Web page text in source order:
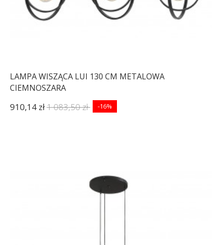
LAMPA WISZĄCA LUI 130 CM METALOWA
CIEMNOSZARA
910,14 zł1 083,50 zł -16%